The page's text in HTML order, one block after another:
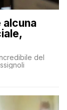
alcuna
del